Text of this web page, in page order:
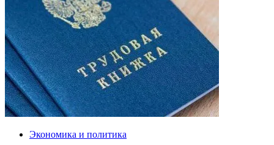
Экономика и политика